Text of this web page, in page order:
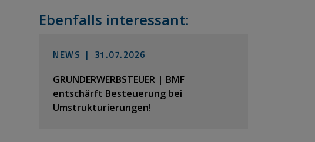
Ebenfalls interessant:
NEWS | 31.07.2026
GRUNDERWERBSTEUER | BMF
entschärft Besteuerung bei
Umstrukturierungen!